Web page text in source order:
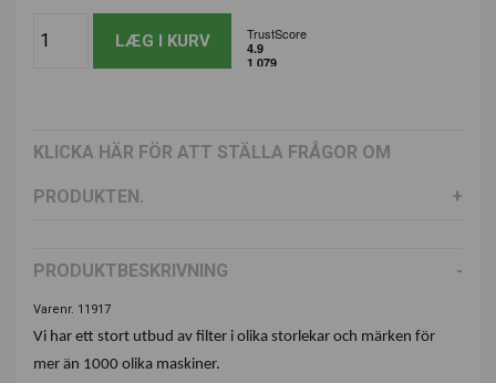
KLICKA HÄR FÖR ATT STÄLLA FRÅGOR OM
PRODUKTEN.
PRODUKTBESKRIVNING
Varenr. 11917
Vi har ett stort utbud av filter i olika storlekar och märken för
mer än 1000 olika maskiner.